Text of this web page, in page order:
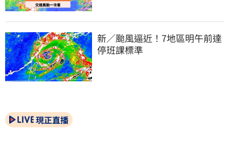
新／颱風逼近！7地區明午前達
停班課標準
現正直播